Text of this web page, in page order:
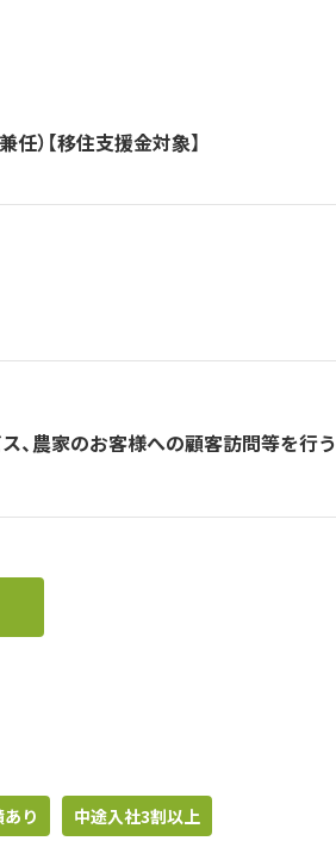
）【移住支援金対象】
、農家のお客様への顧客訪問等を行
あり 中途入社3割以上